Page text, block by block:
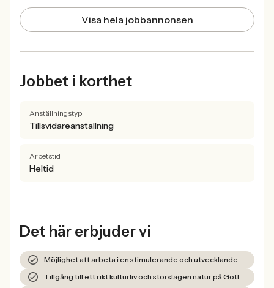
Visa hela jobbannonsen
Jobbet i korthet
Anställningstyp
Tillsvidareanstallning
Arbetstid
Heltid
Det här erbjuder vi
Möjlighet att arbeta i en stimulerande och utvecklande skolmiljö.
Tillgång till ett rikt kulturliv och storslagen natur på Gotland.